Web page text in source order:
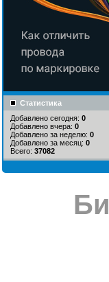
Статистика
Добавлено сегодня: 0
Добавлено вчера: 0
Добавлено за неделю: 0
Добавлено за месяц: 0
Всего: 37082